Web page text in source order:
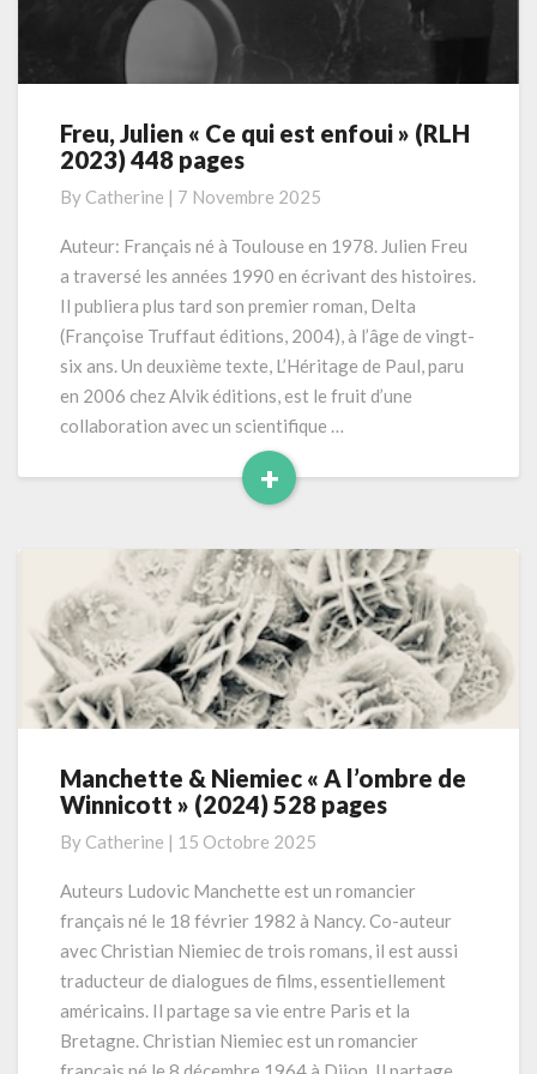
Freu,
Julien
qui
est
(RLH
2023)
448
pages
Freu, Julien « Ce qui est enfoui » (RLH
2023) 448 pages
By Catherine | 7 Novembre 2025
Auteur: Français né à Toulouse en 1978. Julien Freu
a traversé les années 1990 en écrivant des histoires.
Il publiera plus tard son premier roman, Delta
(Françoise Truffaut éditions, 2004), à l’âge de vingt-
six ans. Un deuxième texte, L’Héritage de Paul, paru
en 2006 chez Alvik éditions, est le fruit d’une
collaboration avec un scientifique …
+
Read
Manchette
&
« A
l’ombre
Winnicott »
(2024)
528
pages
Manchette & Niemiec « A l’ombre de
Winnicott » (2024) 528 pages
By Catherine | 15 Octobre 2025
Auteurs Ludovic Manchette est un romancier
français né le 18 février 1982 à Nancy. Co-auteur
avec Christian Niemiec de trois romans, il est aussi
traducteur de dialogues de films, essentiellement
américains. Il partage sa vie entre Paris et la
Bretagne. Christian Niemiec est un romancier